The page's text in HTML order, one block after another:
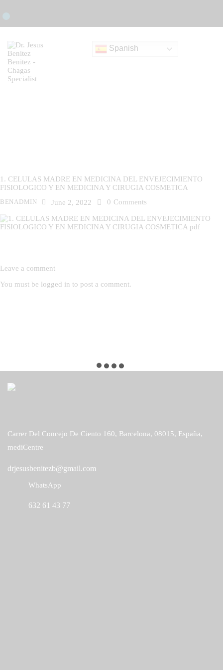
Spanish
1. CELULAS MADRE EN MEDICINA DEL ENVEJECIMIENTO
FISIOLOGICO Y EN MEDICINA Y CIRUGIA COSMETICA
BENADMIN June 2, 2022 0 Comments
Leave a comment
You must be logged in to post a comment.
Carrer Del Concejo De Ciento 160, Barcelona, 08015, España,
mediCentre
drjesusbenitezb@gmail.com
WhatsApp
632 61 43 77